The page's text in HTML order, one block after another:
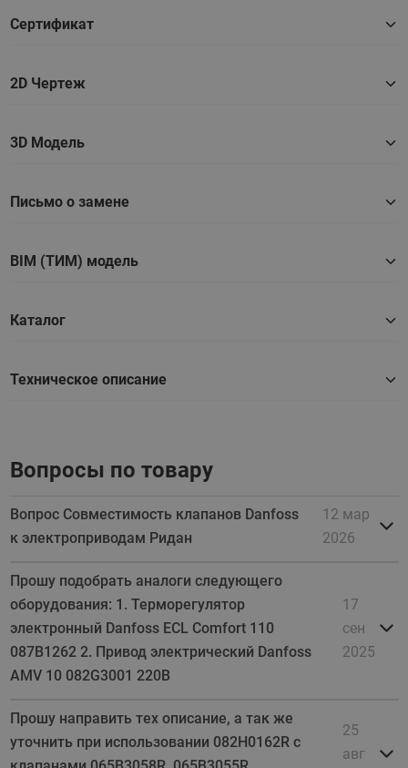
Сертификат
2D Чертеж
3D Модель
Письмо о замене
BIM (ТИМ) модель
Каталог
Техническое описание
Вопросы по товару
Вопрос Совместимость клапанов Danfoss
к электроприводам Ридан
12 мар
2026
Прошу подобрать аналоги следующего
оборудования: 1. Терморегулятор
электронный Danfoss ECL Comfort 110
087B1262 2. Привод электрический Danfoss
AMV 10 082G3001 220В
17
сен
2025
Прошу направить тех описание, а так же
уточнить при использовании 082H0162R с
25
авг